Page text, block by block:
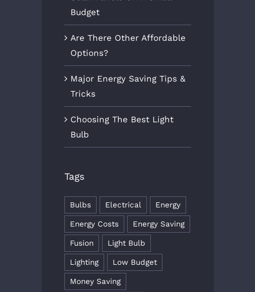
Budget
Are There Other Affordable
Options?
Major Energy Saving Tips &
Tricks
Choosing The Best Light
Bulb
Tags
Bulbs Electrical Energy
Energy Costs Energy Saving
Fusion Light Bulb
Lighting Low Budget
Money Saving